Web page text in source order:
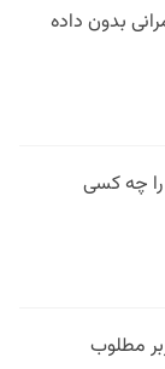
بدون داده
فیلتر در وقت اضافه؛ فوتبال ۳۶۰ را چه کسی
مطلوب